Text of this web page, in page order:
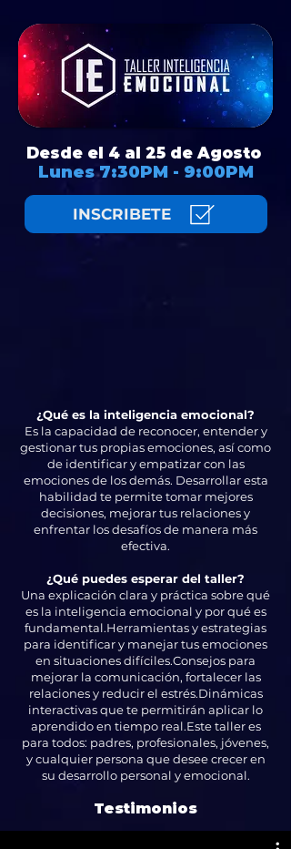
Desde el 4 al 25 de Agosto
Lunes 7:30PM - 9:00PM
INSCRIBETE
¿Qué es la inteligencia emocional?
Es la capacidad de reconocer, entender y
gestionar tus propias emociones, así como
de identificar y empatizar con las
emociones de los demás. Desarrollar esta
habilidad te permite tomar mejores
decisiones, mejorar tus relaciones y
enfrentar los desafíos de manera más
efectiva.
¿Qué puedes esperar del taller?
Una explicación clara y práctica sobre qué
es la inteligencia emocional y por qué es
fundamental.Herramientas y estrategias
para identificar y manejar tus emociones
en situaciones difíciles.Consejos para
mejorar la comunicación, fortalecer las
relaciones y reducir el estrés.Dinámicas
interactivas que te permitirán aplicar lo
aprendido en tiempo real.Este taller es
para todos: padres, profesionales, jóvenes,
y cualquier persona que desee crecer en
su desarrollo personal y emocional.
Testimonios